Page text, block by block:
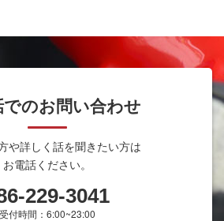
のお問い合わせ
や詳しく話を聞きたい方は
お電話ください。
229-3041
受付時間：6:00~23:00